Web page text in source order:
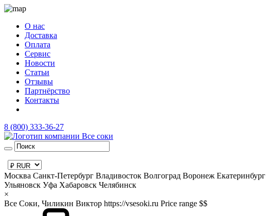
О нас
Доставка
Оплата
Сервис
Новости
Статьи
Отзывы
Партнёрство
Контакты
8 (800) 333-36-27
Москва Санкт-Петербург Владивосток Волгоград Воронеж Екатеринбург
Ульяновск Уфа Хабаровск Челябинск
×
Все Соки, Чиликин Виктор https://vsesoki.ru Price range $$